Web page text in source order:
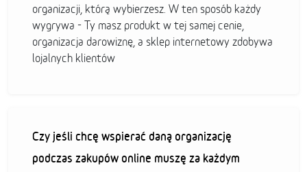
organizacji, którą wybierzesz. W ten sposób każdy
wygrywa - Ty masz produkt w tej samej cenie,
organizacja darowiznę, a sklep internetowy zdobywa
lojalnych klientów
Czy jeśli chcę wspierać daną organizację
podczas zakupów online muszę za każdym